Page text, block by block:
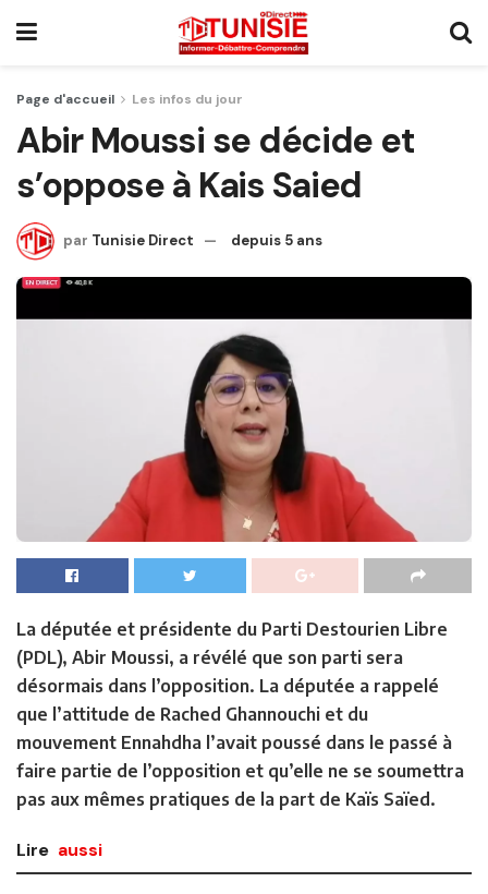
Page d'accueil Les infos du jour
Abir Moussi se décide et
s’oppose à Kais Saied
par Tunisie Direct depuis 5 ans
La députée et présidente du Parti Destourien Libre
(PDL), Abir Moussi, a révélé que son parti sera
désormais dans l’opposition. La députée a rappelé
que l’attitude de Rached Ghannouchi et du
mouvement Ennahdha l’avait poussé dans le passé à
faire partie de l’opposition et qu’elle ne se soumettra
pas aux mêmes pratiques de la part de Kaïs Saïed.
Lire aussi